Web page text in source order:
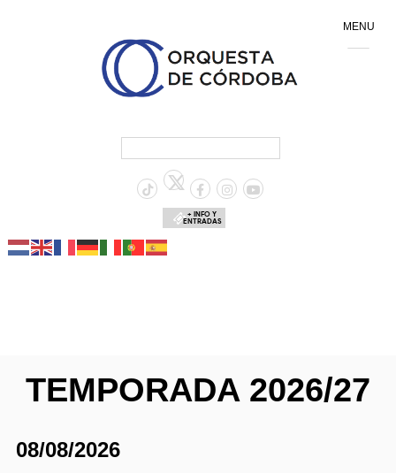
+ INFO Y
ENTRADAS
TEMPORADA 2026/27
08/08/2026
MENU